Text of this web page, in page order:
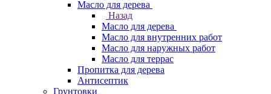
Масло для дерева
Назад
Масло для дерева
Масло для внутренних работ
Масло для наружных работ
Масло для террас
Пропитка для дерева
Антисептик
Грунтовки